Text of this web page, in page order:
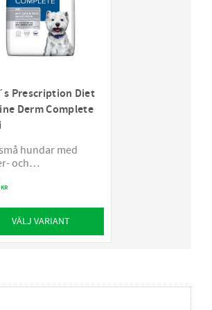
Prescription Diet
Derm Complete
hundar med
och
KR
VÄLJ VARIANT